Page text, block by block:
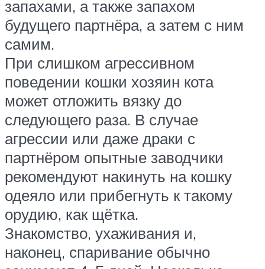
запахами, а также запахом
будущего партнёра, а затем с ним
самим.
При слишком агрессивном
поведении кошки хозяин кота
может отложить вязку до
следующего раза. В случае
агрессии или даже драки с
партнёром опытные заводчики
рекомендуют накинуть на кошку
одеяло или прибегнуть к такому
орудию, как щётка.
Знакомство, ухаживания и,
наконец, спаривание обычно